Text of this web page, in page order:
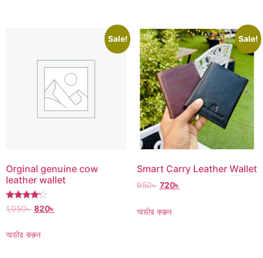
Sale!
Orginal genuine cow
leather wallet
Rated
4.00
1,050৳ 820৳
অর্ডার করুন
Sale!
Smart Carry Leather Wallet
950৳ 720৳
অর্ডার করুন